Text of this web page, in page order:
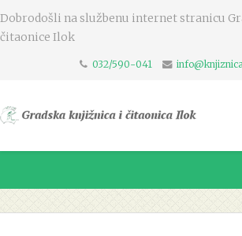
Dobrodošli na službenu internet stranicu
čitaonice Ilok
032/590-041